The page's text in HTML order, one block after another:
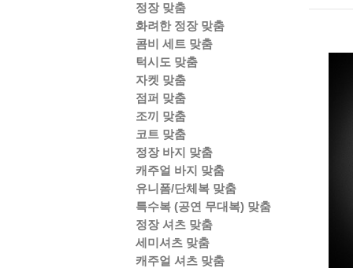
정장 맞춤
화려한 정장 맞춤
콤비 세트 맞춤
턱시도 맞춤
자켓 맞춤
점퍼 맞춤
조끼 맞춤
코트 맞춤
정장 바지 맞춤
캐주얼 바지 맞춤
유니폼/단체복 맞춤
특수복 (공연 무대복) 맞춤
정장 셔츠 맞춤
세미셔츠 맞춤
캐주얼 셔츠 맞춤